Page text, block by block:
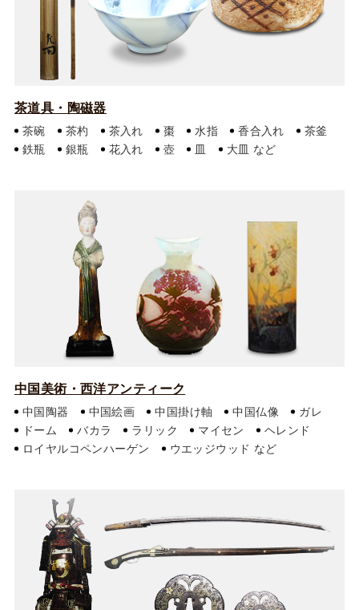
茶道具・陶磁器
茶碗 茶杓 茶入れ 棗 水指 香合入れ
茶釜
鉄瓶
銀瓶 花入れ 壺 皿 大皿
中国美術・西洋アンティーク
中国陶器 中国絵画 中国掛け軸 中国仏像
ガレ
ドーム
バカラ ラリック マイセン
ヘレンド
ロイヤルコペンハーゲン
ウエッジウッド